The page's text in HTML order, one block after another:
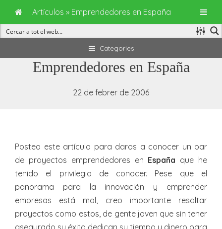
al
contingut
Categories
Emprendedores en España
22 de febrer de 2006
Posteo este artículo para daros a conocer un par
de proyectos emprendedores en España que he
tenido el privilegio de conocer. Pese que el
panorama para la innovación y emprender
empresas está mal, creo importante resaltar
proyectos como estos, de gente joven que sin tener
asegurado su éxito dedican su tiempo y dinero para
Artículos » Emprendedores en España